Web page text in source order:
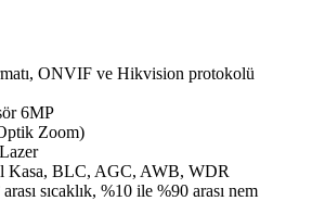
ONVIF ve Hikvision protokolü
6MP
Zoom)
Kasa, BLC, AGC, AWB, WDR
sıcaklık, %10 ile %90 arası nem